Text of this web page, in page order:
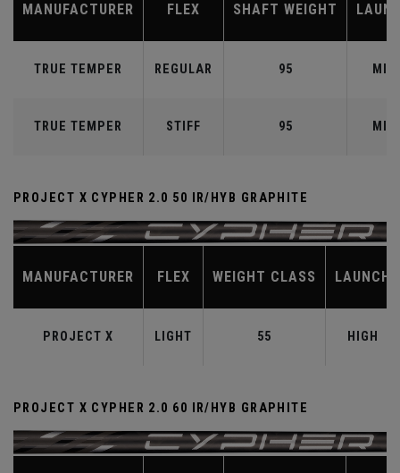
MANUFACTURER FLEX SHAFT WEIGHT
TRUE TEMPER REGULAR 95 MID
TRUE TEMPER STIFF 95 MID
PROJECT X CYPHER 2.0 50 IR/HYB GRAPHITE
MANUFACTURER FLEX WEIGHT CLASS LAUNCH
PROJECT X LIGHT 55 HIGH
PROJECT X CYPHER 2.0 60 IR/HYB GRAPHITE